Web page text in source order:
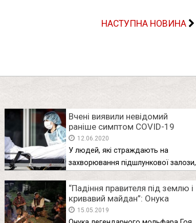
НАСТУПНА НОВИНА
Вчені виявили невідомий
раніше симптом COVID-19
12.06.2020
У людей, які страждають на
захворювання підшлункової залози,
“Падіння правителя під землю і
кривавий майдан”: Онука
легендарного мольфара
зробила приголомшливий
15.05.2019